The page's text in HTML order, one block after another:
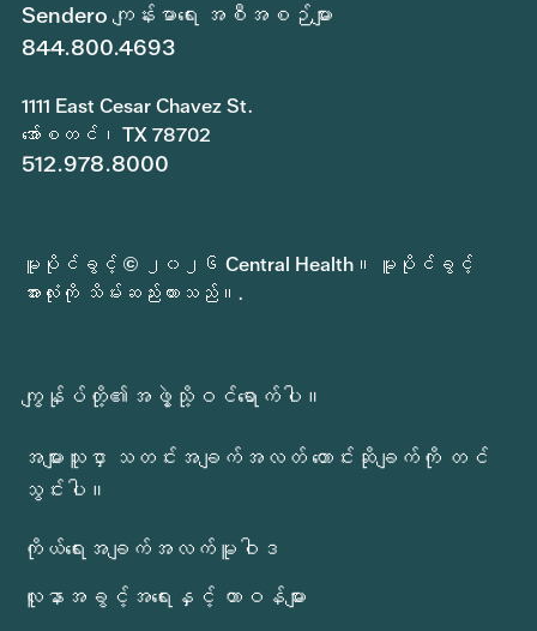
Sendero ကျန်းမာရေး အစီအစဉ်များ
844.800.4693
1111 East Cesar Chavez St.
အော်စတင်၊ TX 78702
512.978.8000
မူပိုင်ခွင့် © ၂၀၂၆ Central Health။ မူပိုင်ခွင့်
အားလုံးကို သိမ်းဆည်းထားသည်။.
ကျွန်ုပ်တို့၏အဖွဲ့သို့ဝင်ရောက်ပါ။
အများသူငှာ သတင်းအချက်အလတ် တောင်းဆိုချက်ကို တင်
သွင်းပါ။
ကိုယ်ရေးအချက်အလက်မူဝါဒ
လူနာအခွင့်အရေးနှင့် တာဝန်များ